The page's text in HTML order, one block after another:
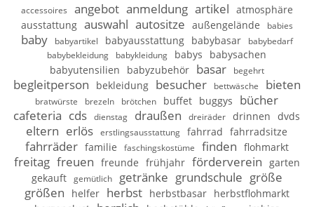
accessoires angebot anmeldung artikel atmosphäre
ausstattung auswahl autositze außengelände babies
baby babyartikel babyausstattung babybasar
babybedarf
babybekleidung
babykleidung babys
babysachen
babyutensilien
babyzubehör basar begehrt
begleitperson bekleidung besucher bettwäsche bieten
bratwürste brezeln brötchen buffet buggys
bücher
cafeteria cds dienstag draußen dreiräder drinnen dvds
eltern erlös erstlingsausstattung fahrrad fahrradsitze
fahrräder familie faschingskostüme finden flohmarkt
freitag freuen freunde frühjahr förderverein garten
gekauft
gemütlich getränke grundschule größe
größen
helfer herbst herbstbasar herbstflohmarkt